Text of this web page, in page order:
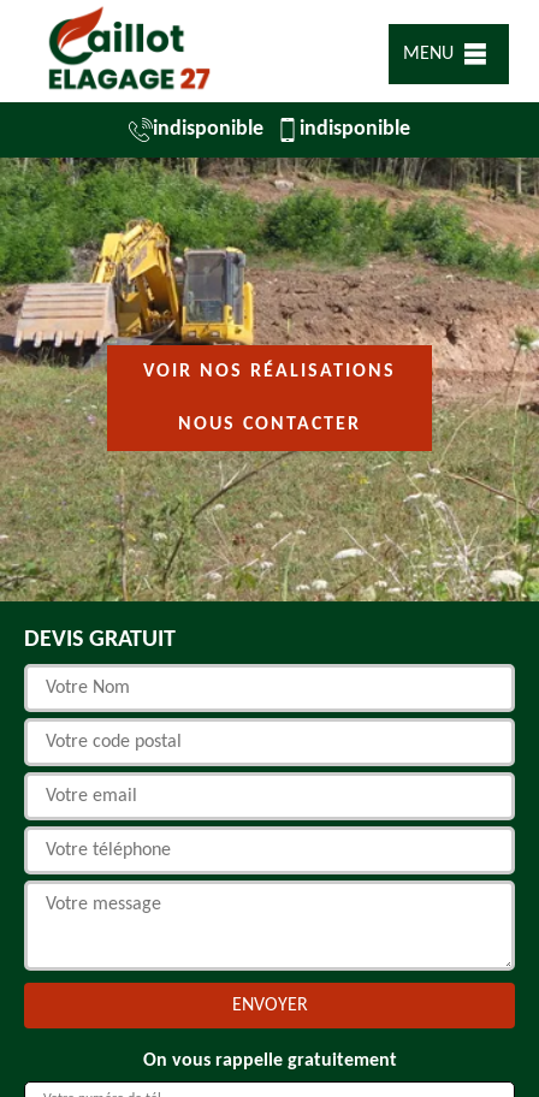
MENU
indisponible indisponible
VOIR NOS RÉALISATIONS
NOUS CONTACTER
DEVIS GRATUIT
On vous rappelle gratuitement